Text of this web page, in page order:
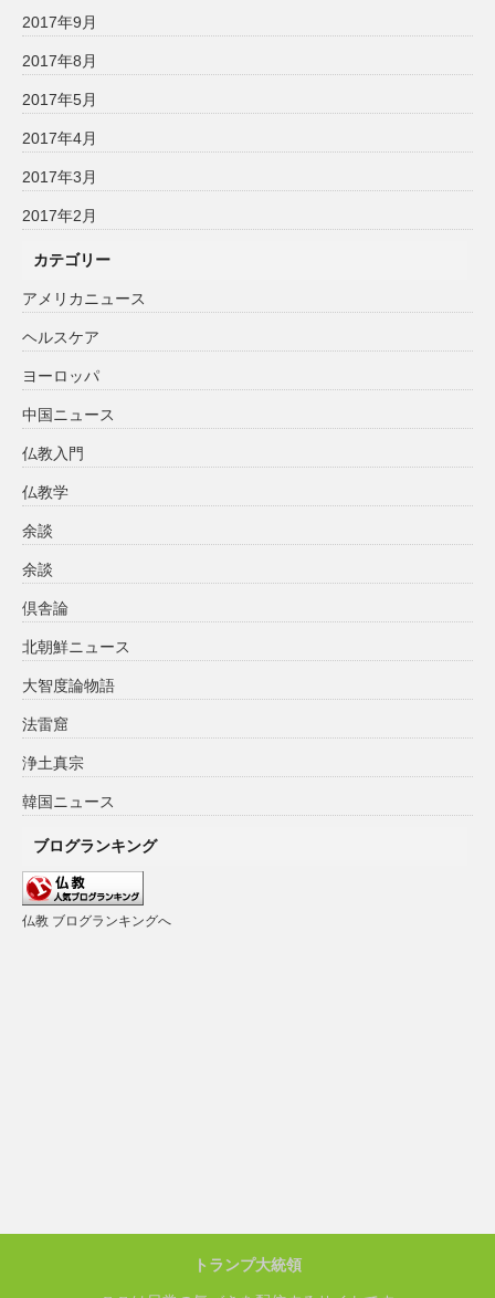
2017年9月
2017年8月
2017年5月
2017年4月
2017年3月
2017年2月
カテゴリー
アメリカニュース
ヘルスケア
ヨーロッパ
中国ニュース
仏教入門
仏教学
余談
余談
倶舎論
北朝鮮ニュース
大智度論物語
法雷窟
浄土真宗
韓国ニュース
ブログランキング
仏教 ブログランキングへ
トランプ大統領